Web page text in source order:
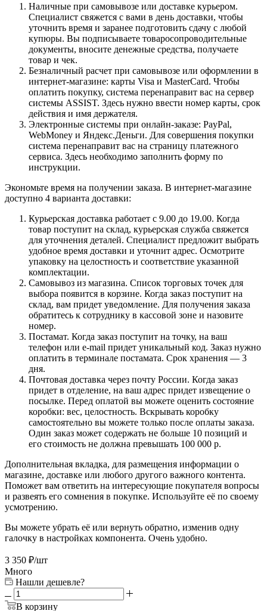
Наличные при самовывозе или доставке курьером.
Специалист свяжется с вами в день доставки, чтобы
уточнить время и заранее подготовить сдачу с любой
купюры. Вы подписываете товаросопроводительные
документы, вносите денежные средства, получаете
товар и чек.
Безналичный расчет при самовывозе или оформлении в
интернет-магазине: карты Visa и MasterCard. Чтобы
оплатить покупку, система перенаправит вас на сервер
системы ASSIST. Здесь нужно ввести номер карты, срок
действия и имя держателя.
Электронные системы при онлайн-заказе: PayPal,
WebMoney и Яндекс.Деньги. Для совершения покупки
система перенаправит вас на страницу платежного
сервиса. Здесь необходимо заполнить форму по
инструкции.
Экономьте время на получении заказа. В интернет-магазине
доступно 4 варианта доставки:
Курьерская доставка работает с 9.00 до 19.00. Когда
товар поступит на склад, курьерская служба свяжется
для уточнения деталей. Специалист предложит выбрать
удобное время доставки и уточнит адрес. Осмотрите
упаковку на целостность и соответствие указанной
комплектации.
Самовывоз из магазина. Список торговых точек для
выбора появится в корзине. Когда заказ поступит на
склад, вам придет уведомление. Для получения заказа
обратитесь к сотруднику в кассовой зоне и назовите
номер.
Постамат. Когда заказ поступит на точку, на ваш
телефон или e-mail придет уникальный код. Заказ нужно
оплатить в терминале постамата. Срок хранения — 3
дня.
Почтовая доставка через почту России. Когда заказ
придет в отделение, на ваш адрес придет извещение о
посылке. Перед оплатой вы можете оценить состояние
коробки: вес, целостность. Вскрывать коробку
самостоятельно вы можете только после оплаты заказа.
Один заказ может содержать не больше 10 позиций и
его стоимость не должна превышать 100 000 р.
Дополнительная вкладка, для размещения информации о
магазине, доставке или любого другого важного контента.
Поможет вам ответить на интересующие покупателя вопросы
и развеять его сомнения в покупке. Используйте её по своему
усмотрению.
Вы можете убрать её или вернуть обратно, изменив одну
галочку в настройках компонента. Очень удобно.
3 350 ₽/шт
Много
Нашли дешевле?
В корзину